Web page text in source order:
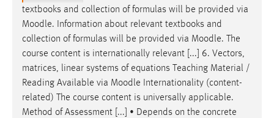
textbooks and collection of formulas will be provided via
Moodle. Information about relevant textbooks and
collection of formulas will be provided via Moodle. The
course content is internationally relevant [...] 6. Vectors,
matrices, linear systems of equations Teaching Material /
Reading Available via Moodle Internationality (content-
related) The course content is universally applicable.
Method of Assessment [...] • Depends on the concrete
Name:
fe_user, be_user, be_lastLoginProvider
Zweck:
Dieser Cookie ist notwendig um sich an der Website
einloggen zu können.
Cookie Laufzeit:
24 Stunden